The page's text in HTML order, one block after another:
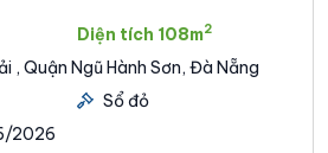
Diện tích 108m2
, Quận Ngũ Hành Sơn, Đà Nẵng
Sổ đỏ
2026